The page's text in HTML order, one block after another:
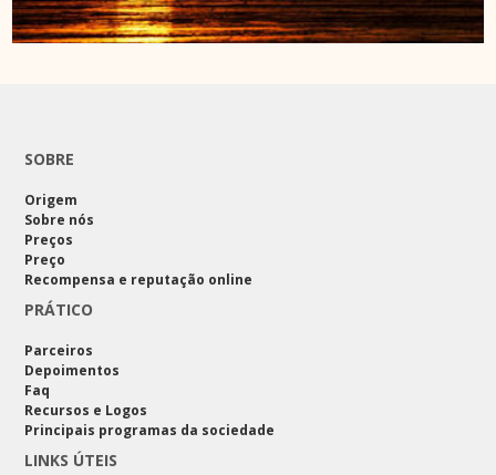
SOBRE
Origem
Sobre nós
Preços
Preço
Recompensa e reputação online
PRÁTICO
Parceiros
Depoimentos
Faq
Recursos e Logos
Principais programas da sociedade
LINKS ÚTEIS